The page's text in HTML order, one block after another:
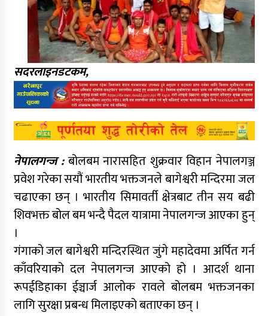
सदरलाइनडटकम,
नेपालगन्ज :बोलबम नारासहित शुक्रवार विहान नेपालगञ्ज
प्रवेश गरेका सयौं भारतीय भक्तजनले बागेश्वरी मन्दिरमा जल
चढाएका छन् । भारतीय सिमावर्ती क्षेत्रबाट तीन सय बढी
शिवभक्त बोल बम भन्दै पैदल यात्रामा नेपालगन्ज आएका हुन्
।
गंगाको जल बागेश्वरी मन्दिरस्थित जुंगे महादेवमा अर्पित गर्न
काँवरियाको दल नेपालगन्ज आएको हो । आदर्श थाना
रूपईडिहाका ईञ्चार्ज आलोक रावले बोलबम भक्तजनका
लागि सुरक्षा प्रबन्ध मिलाइएको बताएका छन् ।